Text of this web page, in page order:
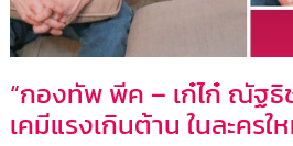
“กองทัพ พีค – เก๋ไก๋ ณัฐธิ
เคมีแรงเกินต้าน ในละครใ